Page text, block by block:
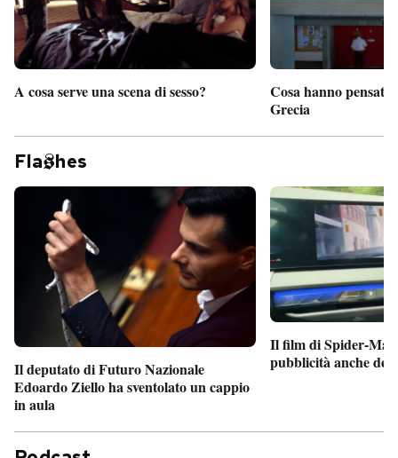
A cosa serve una scena di sesso?
Cosa hanno pensato
Grecia
Fla hes
Il deputato di Futuro Nazionale
Edoardo Ziello ha sventolato un cappio
in aula
Il film di Spider-Man
pubblicità anche